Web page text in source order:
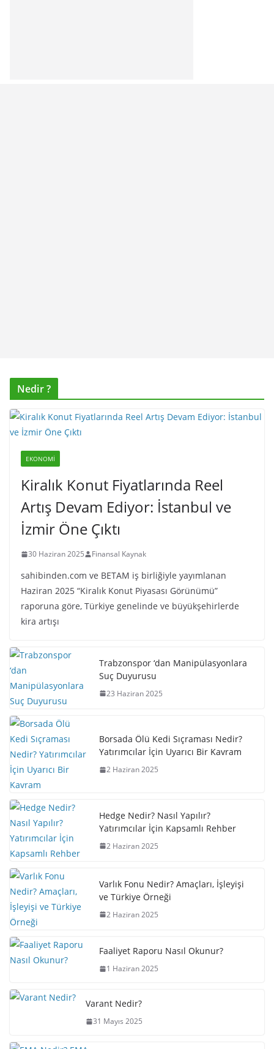
Nedir ?
EKONOMI
Kiralık Konut Fiyatlarında Reel
Artış Devam Ediyor: İstanbul ve
İzmir Öne Çıktı
30 Haziran 2025 Finansal Kaynak
sahibinden.com ve BETAM iş birliğiyle yayımlanan
Haziran 2025 “Kiralık Konut Piyasası Görünümü”
raporuna göre, Türkiye genelinde ve büyükşehirlerde
kira artışı
Trabzonspor ‘dan Manipülasyonlara
Suç Duyurusu
23 Haziran 2025
Borsada Ölü Kedi Sıçraması Nedir?
Yatırımcılar İçin Uyarıcı Bir Kavram
2 Haziran 2025
Hedge Nedir? Nasıl Yapılır?
Yatırımcılar İçin Kapsamlı Rehber
2 Haziran 2025
Varlık Fonu Nedir? Amaçları, İşleyişi
ve Türkiye Örneği
2 Haziran 2025
Faaliyet Raporu Nasıl Okunur?
1 Haziran 2025
Varant Nedir?
31 Mayıs 2025